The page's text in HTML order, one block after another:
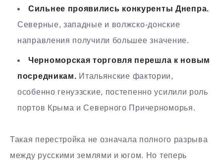
Сильнее проявились конкуренты Днепра.
Северные, западные и волжско-донские
направления получили большее значение.
Черноморская торговля перешла к новым
посредникам. Итальянские фактории,
особенно генуэзские, постепенно усилили роль
портов Крыма и Северного Причерноморья.
Такая перестройка не означала полного разрыва
между русскими землями и югом. Но теперь